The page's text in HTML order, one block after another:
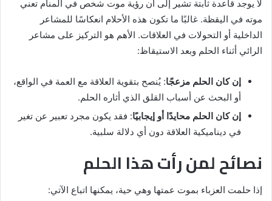
لا يوجد قاعدة ثابتة تشير إلى أن رؤية موت شخص في المنام تعني
موته في اليقظة. غالبًا ما تكون هذه الأحلام انعكاسًا للمشاعر
الداخلية أو التحولات في العلاقات. الأهم هو التركيز على مشاعر
الرائي أثناء الحلم وبعد الاستيقاظ:
إن كان الحلم مزعجًا: يُنصح بتقوية العلاقة مع العمة في الواقع،
أو البحث عن أسباب القلق الذي أثاره الحلم.
إن كان الحلم محايدًا أو إيجابيًا: فقد يكون مجرد تعبير عن تغير
في ديناميكية العلاقة دون أي دلالة سلبية.
نصائح لمن رأت هذا الحلم
إذا حلمت العزباء بموت عمتها وهي حية، يمكنها اتباع الآتي: